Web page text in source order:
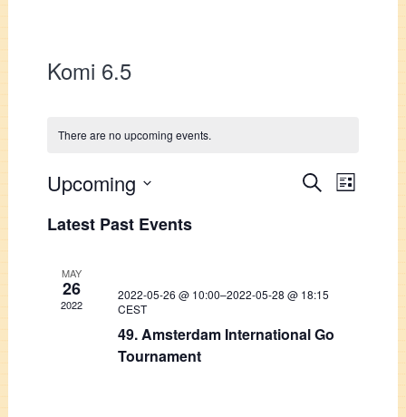
Komi 6.5
There are no upcoming events.
Events
Navigation
SearchEvent
List
Upcoming
date.
Latest Past Events
MAY
26
2022
2022-05-26 @ 10:00–2022-05-28 @ 18:15
CEST
49. Amsterdam International Go
Tournament